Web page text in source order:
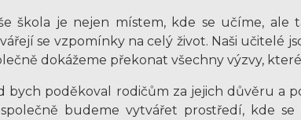
škola je nejen místem, kde se učíme, ale
se vzpomínky na celý život. Naši učitelé
dokážeme překonat všechny výzvy,
bych poděkoval rodičům za jejich důvěru a
budeme vytvářet prostředí, kde